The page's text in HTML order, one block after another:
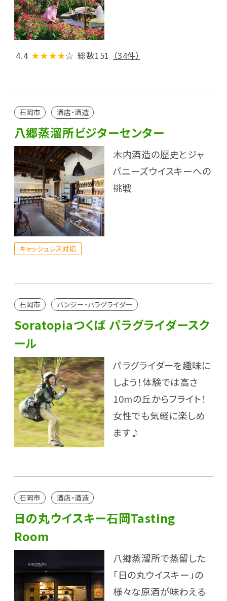
4.4 ★★★★☆ 総数151 （34件）
石岡市 酒店・酒造
八郷蒸溜所ビジターセンター
木内酒造の歴史とジャ
パニーズウイスキーへの
挑戦
キャッシュレス対応
石岡市 バンジー・パラグライダー
Soratopiaつくば パラグライダースク
ール
パラグライダーを趣味に
しよう！体験では高さ
10mの丘からフライト！
女性でも気軽に楽しめ
ます♪
石岡市 酒店・酒造
日の丸ウイスキー石岡Tasting
Room
八郷蒸溜所で蒸留した
「日の丸ウイスキー」の
様々な原酒が味わえる